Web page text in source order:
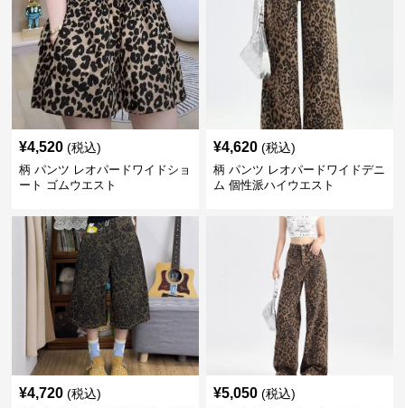
¥4,520 (税込)
柄 パンツ レオパードワイドショ
ート ゴムウエスト
¥4,620 (税込)
柄 パンツ レオパードワイドデニ
ム 個性派ハイウエスト
¥4,720 (税込) ¥5,050 (税込)